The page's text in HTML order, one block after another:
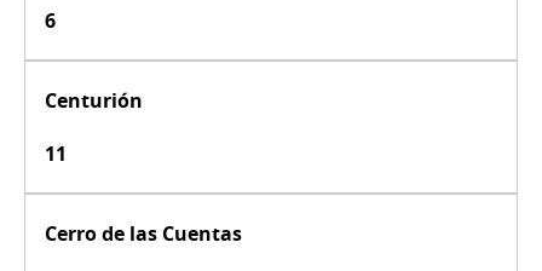
6
Centurión
11
Cerro de las Cuentas